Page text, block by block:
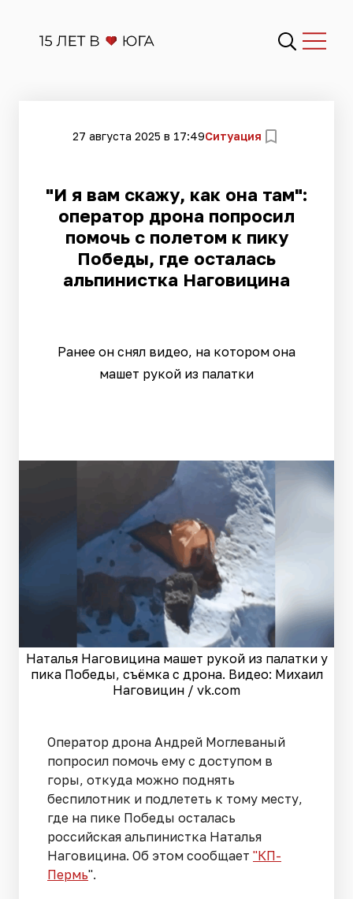
27 августа 2025 в 17:49Ситуация
"И я вам скажу, как она там":
оператор дрона попросил
помочь с полетом к пику
Победы, где осталась
альпинистка Наговицина
Ранее он снял видео, на котором она
машет рукой из палатки
Наталья Наговицина машет рукой из палатки у
пика Победы, съёмка с дрона. Видео: Михаил
Наговицин / vk.com
Оператор дрона Андрей Моглеваный
попросил помочь ему с доступом в
горы, откуда можно поднять
беспилотник и подлететь к тому месту,
где на пике Победы осталась
российская альпинистка Наталья
Наговицина. Об этом сообщает "КП-
Пермь".